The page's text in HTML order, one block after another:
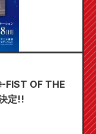
-FIST OF THE
定!!